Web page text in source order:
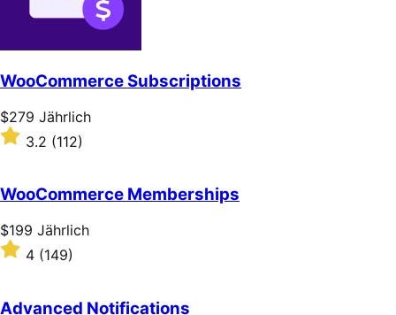
WooCommerce Subscriptions
Price
$279
Jährlich
$279 Jährlich
Rated
3.2
of
5
stars
3.2 (112)
WooCommerce Memberships
Price
$199
Jährlich
$199 Jährlich
Rated
4
of
4 (149)
Advanced Notifications